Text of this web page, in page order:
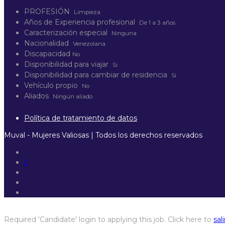
PROFESIÓN Limpieza
Años de Experiencia profesional De 1 a 3 años
Caracterización especial Ninguna
Nacionalidad Venezolana
Discapacidad No
Disponibilidad para viajar Si
Disponibilidad para cambiar de residencia Si
Vehículo propio No
Aliados Ningún aliado
Política de tratamiento de datos
Muval - Mujeres Valiosas | Todos los derechos reservados
Required 'Candidate' login to applying this job. Click here to